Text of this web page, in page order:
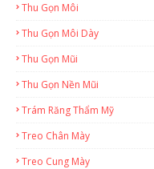
Thu Gọn Môi
Thu Gọn Môi Dày
Thu Gọn Mũi
Thu Gọn Nền Mũi
Trám Răng Thẩm Mỹ
Treo Chân Mày
Treo Cung Mày